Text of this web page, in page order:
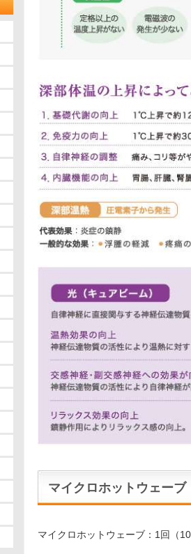
マイクロホットウェー
マイクロホットウェーブ：1回（